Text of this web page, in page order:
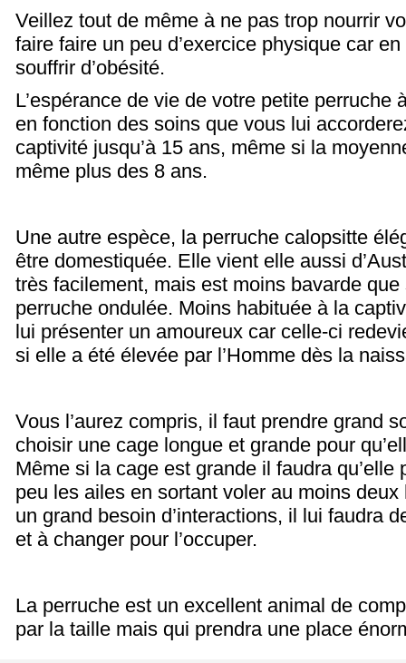
Veillez tout de même à ne pas trop nourrir
faire faire un peu d’exercice physique car
souffrir d’obésité.
L’espérance de vie de votre petite perruche
en fonction des soins que vous lui
captivité jusqu’à 15 ans, même si la
même plus des 8 ans.
Une autre espèce, la perruche calopsitte
être domestiquée. Elle vient elle aussi
très facilement, mais est moins bavarde
perruche ondulée. Moins habituée à la
lui présenter un amoureux car celle-ci
si elle a été élevée par l’Homme dès la
Vous l’aurez compris, il faut prendre grand
choisir une cage longue et grande pour
Même si la cage est grande il faudra qu’elle
peu les ailes en sortant voler au moins
un grand besoin d’interactions, il lui faudra
et à changer pour l’occuper.
La perruche est un excellent animal de
par la taille mais qui prendra une place